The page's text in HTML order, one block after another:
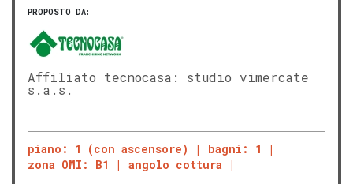
PROPOSTO DA:
Affiliato tecnocasa: studio vimercate
s.a.s.
piano: 1 (con ascensore)
bagni: 1
zona OMI: B1
angolo cottura